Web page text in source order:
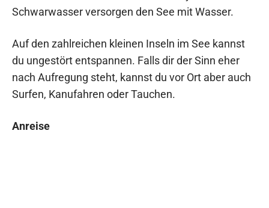
Schwarwasser versorgen den See mit Wasser.
Auf den zahlreichen kleinen Inseln im See kannst
du ungestört entspannen. Falls dir der Sinn eher
nach Aufregung steht, kannst du vor Ort aber auch
Surfen, Kanufahren oder Tauchen.
Anreise